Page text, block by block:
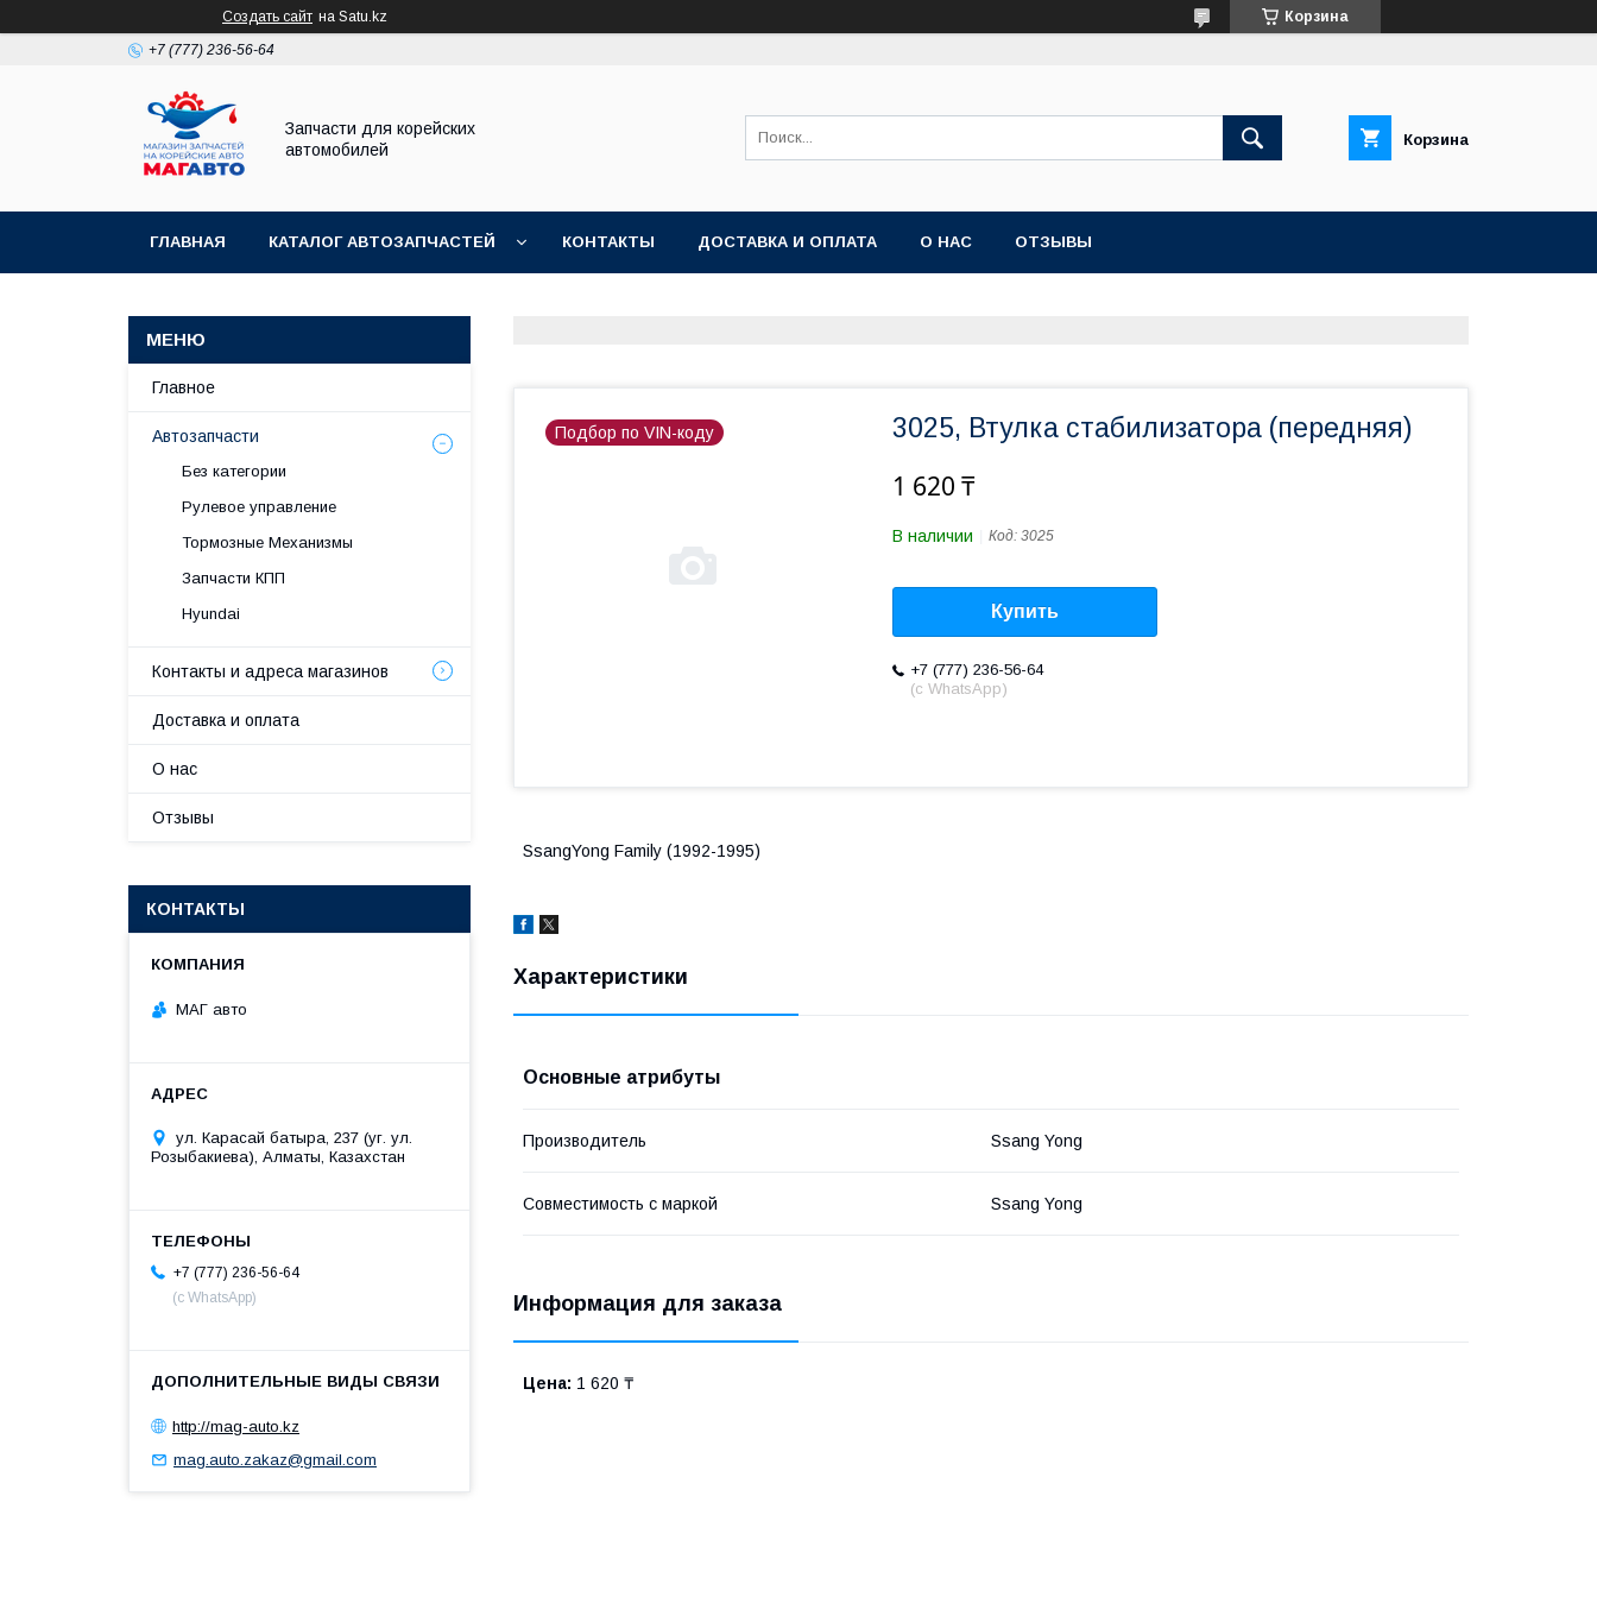
Создать сайт на Satu.kz Корзина
+7 (777) 236-56-64
Запчасти для корейских
автомобилей
Корзина
ГЛАВНАЯ КАТАЛОГ АВТОЗАПЧАСТЕЙ КОНТАКТЫ ДОСТАВКА И ОПЛАТА О НАС ОТЗЫВЫ
Подбор по VIN-коду 3025, Втулка стабилизатора (передняя)
1 620 ₸
В наличии Код: 3025
Купить
+7 (777) 236-56-64
(с WhatsApp)
SsangYong Family (1992-1995)
Характеристики
Основные атрибуты
Производитель Ssang Yong
Совместимость с маркой Ssang Yong
Информация для заказа
Цена: 1 620 ₸
Главное
Автозапчасти
Без категории
Рулевое управление
Тормозные Механизмы
Запчасти КПП
Hyundai
Контакты и адреса магазинов
Доставка и оплата
О нас
Отзывы
КОНТАКТЫ
МАГ авто
ул. Карасай батыра, 237 (уг. ул.
Розыбакиева), Алматы, Казахстан
+7 (777) 236-56-64
(с WhatsApp)
http://mag-auto.kz
mag.auto.zakaz@gmail.com